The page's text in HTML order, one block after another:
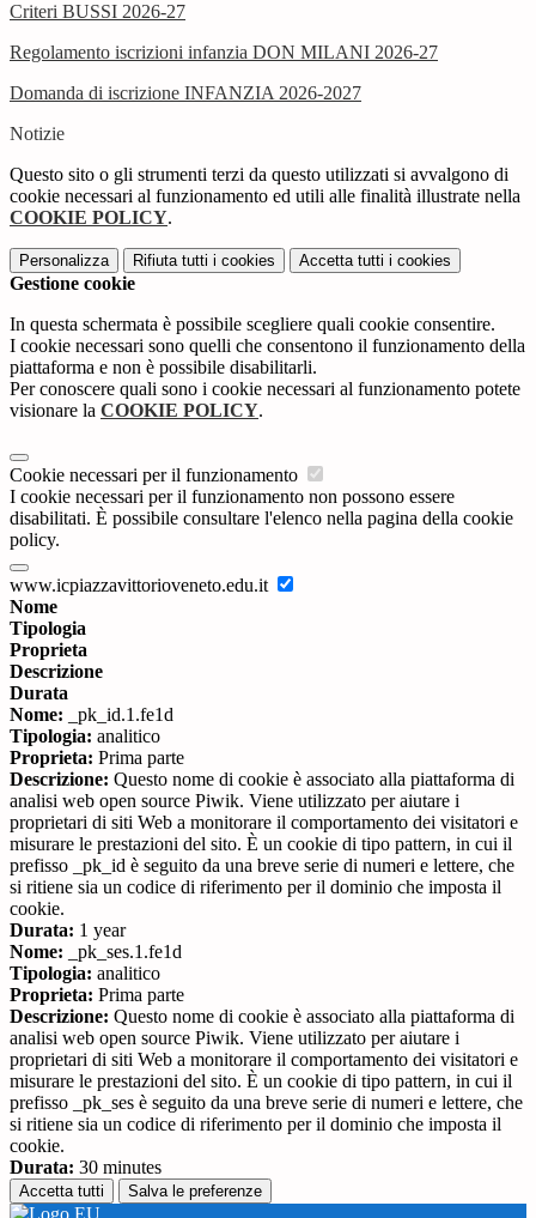
Criteri BUSSI 2026-27
Regolamento iscrizioni infanzia DON MILANI 2026-27
Domanda di iscrizione INFANZIA 2026-2027
Notizie
Questo sito o gli strumenti terzi da questo utilizzati si avvalgono di
cookie necessari al funzionamento ed utili alle finalità illustrate nella
COOKIE POLICY.
Personalizza Rifiuta tutti i cookies Accetta tutti i cookies
Gestione cookie
In questa schermata è possibile scegliere quali cookie consentire.
I cookie necessari sono quelli che consentono il funzionamento della
piattaforma e non è possibile disabilitarli.
Per conoscere quali sono i cookie necessari al funzionamento potete
visionare la COOKIE POLICY.
Cookie necessari per il funzionamento
I cookie necessari per il funzionamento non possono essere
disabilitati. È possibile consultare l'elenco nella pagina della cookie
policy.
www.icpiazzavittorioveneto.edu.it
Nome
Tipologia
Proprieta
Descrizione
Durata
Nome: _pk_id.1.fe1d
Tipologia: analitico
Proprieta: Prima parte
Descrizione: Questo nome di cookie è associato alla piattaforma di
analisi web open source Piwik. Viene utilizzato per aiutare i
proprietari di siti Web a monitorare il comportamento dei visitatori e
misurare le prestazioni del sito. È un cookie di tipo pattern, in cui il
prefisso _pk_id è seguito da una breve serie di numeri e lettere, che
si ritiene sia un codice di riferimento per il dominio che imposta il
cookie.
Durata: 1 year
Nome: _pk_ses.1.fe1d
Tipologia: analitico
Proprieta: Prima parte
Descrizione: Questo nome di cookie è associato alla piattaforma di
analisi web open source Piwik. Viene utilizzato per aiutare i
proprietari di siti Web a monitorare il comportamento dei visitatori e
misurare le prestazioni del sito. È un cookie di tipo pattern, in cui il
prefisso _pk_ses è seguito da una breve serie di numeri e lettere, che
si ritiene sia un codice di riferimento per il dominio che imposta il
cookie.
Durata: 30 minutes
Accetta tutti Salva le preferenze